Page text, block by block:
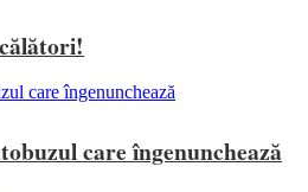
care îngenunchează